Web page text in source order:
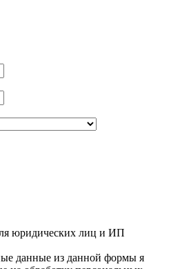
юридических лиц и ИП
данные из данной формы я